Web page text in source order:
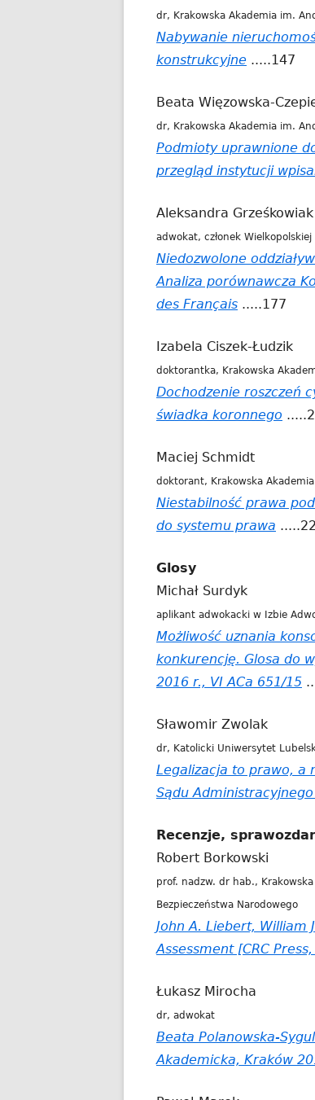
dr, Krakowska Akademia im.
Nabywanie
konstrukcyjne .....147
Beata Więzowska-
dr, Krakowska Akademia im.
Podmioty uprawnione
przegląd instytucji
Aleksandra Grześkowiak
adwokat, członek
Niedozwolone
Analiza porównawcza
des Français .....177
Izabela Ciszek-Łudzik
doktorantka, Krakowska
Dochodzenie roszczeń
świadka koronnego
Maciej Schmidt
doktorant, Krakowska
Niestabilność prawa
do systemu prawa
Glosy
Michał Surdyk
aplikant adwokacki w Izbie
Możliwość uznania
konkurencję. Glosa do
2016 r., VI ACa 651/15
Sławomir Zwolak
dr, Katolicki Uniwersytet Lubelski
Legalizacja to prawo, a
Sądu
Recenzje,
Robert Borkowski
prof. nadzw. dr hab.,
Bezpieczeństwa Narodowego
John A. Liebert, William
Assessment [CRC
Łukasz Mirocha
dr, adwokat
Beata Polanowska-
Akademicka, Kraków